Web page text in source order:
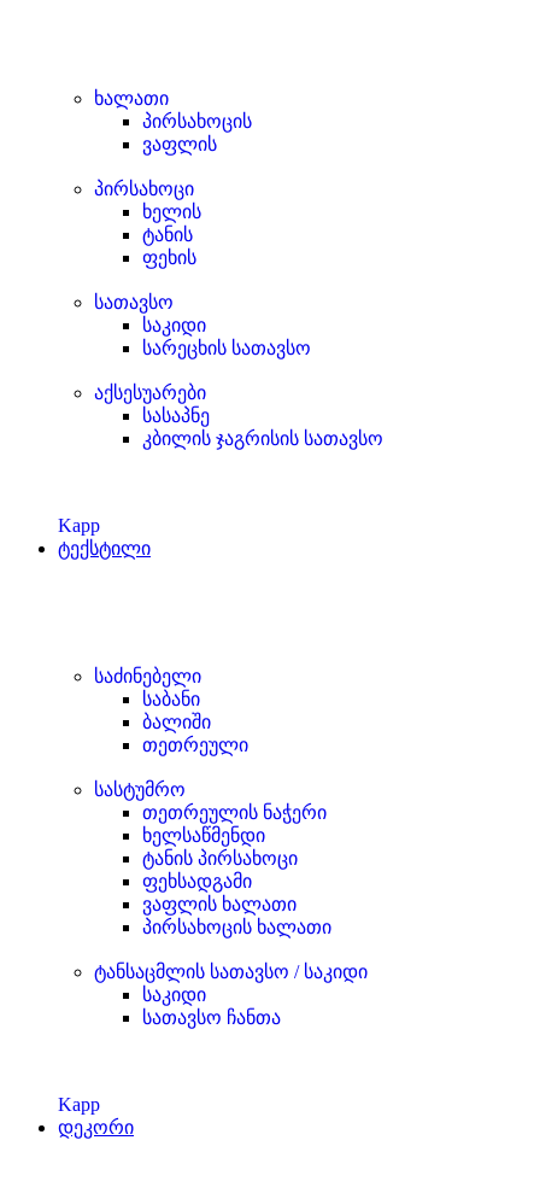
ხალათი
პირსახოცის
ვაფლის
პირსახოცი
ხელის
ტანის
ფეხის
სათავსო
საკიდი
სარეცხის სათავსო
აქსესუარები
სასაპნე
კბილის ჯაგრისის სათავსო
Kapp
ტექსტილი
საძინებელი
საბანი
ბალიში
თეთრეული
სასტუმრო
თეთრეულის ნაჭერი
ხელსაწმენდი
ტანის პირსახოცი
ფეხსადგამი
ვაფლის ხალათი
პირსახოცის ხალათი
ტანსაცმლის სათავსო / საკიდი
საკიდი
სათავსო ჩანთა
Kapp
დეკორი